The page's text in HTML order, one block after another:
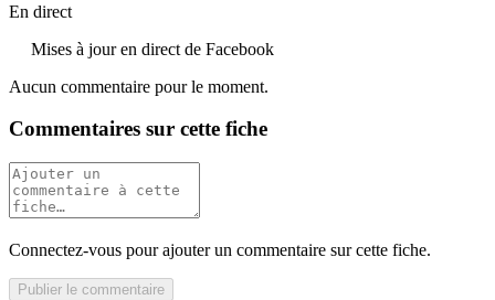
En direct
Mises à jour en direct de Facebook
Aucun commentaire pour le moment.
Commentaires sur cette fiche
Connectez-vous pour ajouter un commentaire sur cette fiche.
Publier le commentaire